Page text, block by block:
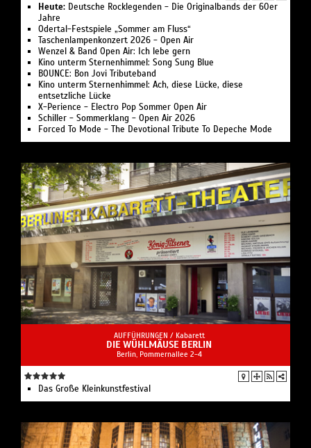
Heute: Deutsche Rocklegenden - Die Originalbands der 60er
Jahre
Odertal-Festspiele „Sommer am Fluss“
Taschenlampenkonzert 2026 - Open Air
Wenzel & Band Open Air: Ich lebe gern
Kino unterm Sternenhimmel: Song Sung Blue
BOUNCE: Bon Jovi Tributeband
Kino unterm Sternenhimmel: Ach, diese Lücke, diese
entsetzliche Lücke
X-Perience - Electro Pop Sommer Open Air
Schiller - Sommerklang - Open Air 2026
Forced To Mode - The Devotional Tribute To Depeche Mode
AUFFÜHRUNGEN / Kabarett
DIE WÜHLMÄUSE BERLIN
Berlin, Pommernallee 2-4
Das Große Kleinkunstfestival